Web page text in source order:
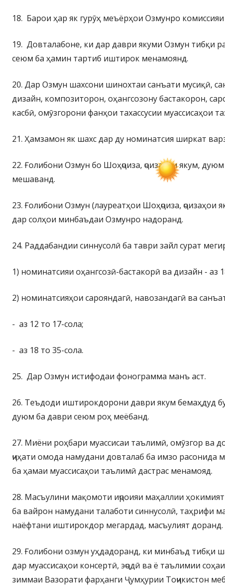
18. Барои ҳар як гурӯҳ меъёрҳои Озмунро
19. Довталабоне, ки дар даври якуми Озмун тибқи
сеюм ба ҳамин тартиб иштирок менамоянд.
20. Дар Озмун шахсони шинохтаи санъати мусиқӣ,
дизайн, композиторон, оҳангсозону бастакорон,
касбӣ, омӯзгорони фанҳои тахассусии
21. Ҳамзамон як шахс дар ду номинатсия ширкат
22. Ғолибони Озмун бо Шоҳҷоиза, ҷоизаҳои якум,
мешаванд.
23. Ғолибони Озмун (лауреатҳои Шоҳҷоиза,
дар солҳои минбаъдаи Озмунро надоранд.
24. Раддабандии синнусолӣ ба таври зайл сурат
1) номинатсияи оҳангсозӣ-бастакорӣ ва дизайн - аз
2) номинатсияҳои сарояндагӣ, навозандагӣ ва
- аз 12 то 17-сола;
- аз 18 то 35-сола.
25. Дар Озмун истифодаи фонограмма манъ аст.
26. Теъдоди иштирокдорони даври якум бемаҳдуд
дуюм ба даври сеюм роҳ меёбанд.
27. Миёни роҳбари муассисаи таълимӣ, омӯзгор ва
ҷиҳати омода намудани довталаб ба имзо
ба ҳамаи муассисаҳои таълимӣ дастрас менамояд.
28. Масъулини мақомоти иҷроияи маҳаллии
ба вайрон намудани талаботи синнусолӣ, таҳрифи
наёфтани иштирокдор мегардад, масъулият доранд.
29. Ғолибони озмун уҳдадоранд, ки минбаъд тибқи
дар муассисаҳои консертӣ, эҷодӣ ва ё таълимии
зиммаи Вазорати фарҳанги Ҷумҳурии Тоҷикистон